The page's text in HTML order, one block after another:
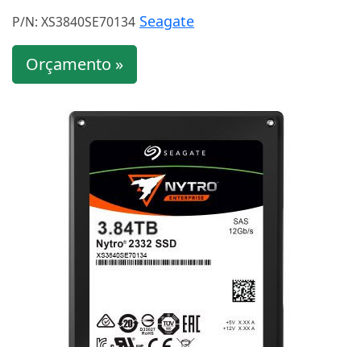
P/N: XS3840SE70134 Seagate
Orçamento »